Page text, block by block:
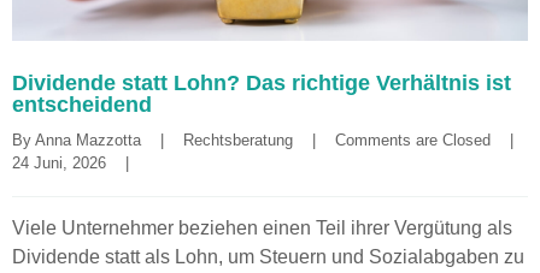
Dividende statt Lohn? Das richtige Verhältnis ist
entscheidend
By Anna Mazzotta | Rechtsberatung | Comments are Closed
|
24 Juni, 2026 |
Viele Unternehmer beziehen einen Teil ihrer Vergütung als
Dividende statt als Lohn, um Steuern und Sozialabgaben zu